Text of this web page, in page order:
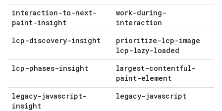
interaction-to-next-
paint-insight
work-during-
interaction
lcp-discovery-insight
prioritize-lcp-image
lcp-lazy-loaded
lcp-phases-insight
largest-contentful-
paint-element
legacy-javascript-
insight
legacy-javascript